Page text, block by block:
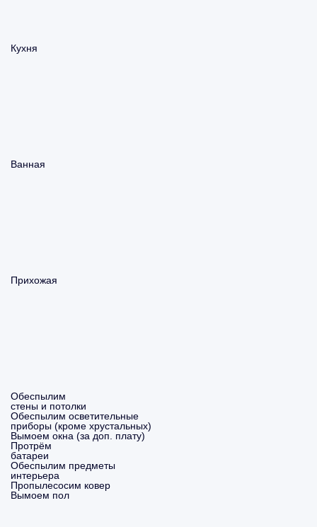
Кухня
Ванная
Прихожая
Обеспылим
стены и потолки
Обеспылим осветительные
приборы (кроме хрустальных)
Вымоем окна (за доп. плату)
Протрём
батареи
Обеспылим предметы
интерьера
Пропылесосим ковер
Вымоем пол